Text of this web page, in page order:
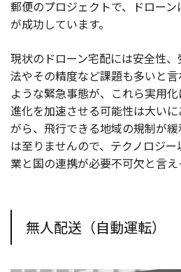
郵便のプロジェクトで、ドロー
が成功しています。
現状のドローン宅配には安全性
法やその精度など課題も多いと
ような緊急事態が、これら実用
進化を加速させる可能性は大い
がら、飛行できる地域の規制が
は至りませんので、テクノロジ
業と国の連携が必要不可欠と言え
無人配送（自動運転）